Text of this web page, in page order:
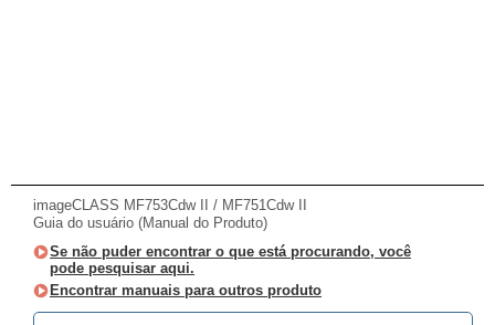
imageCLASS MF753Cdw II / MF751Cdw II
Guia do usuário (Manual do Produto)
Se não puder encontrar o que está procurando, você
pode pesquisar aqui.
Encontrar manuais para outros produto